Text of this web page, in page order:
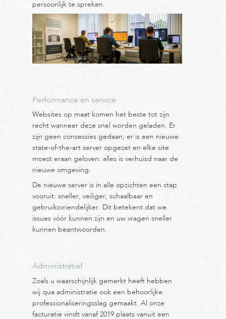
persoonlijk te spreken.
Performance en service
Websites op maat komen het beste tot zijn
recht wanneer deze snel worden geladen. Er
zijn geen consessies gedaan; er is een nieuwe
state-of-the-art server opgezet en elke site
moest eraan geloven: alles is verhuisd naar de
nieuwe omgeving.
De nieuwe server is in alle opzichten een stap
vooruit: sneller, veiliger, schaalbaar en
gebruiksvriendelijker. Dit betekent dat we
issues vóór kunnen zijn en uw vragen sneller
kunnen beantwoorden.
Administratief
Zoals u waarschijnlijk gemerkt heeft hebben
wij qua administratie ook een behoorlijke
professionaliseringsslag gemaakt. Al onze
facturatie vindt vanaf 2019 plaats vanuit een